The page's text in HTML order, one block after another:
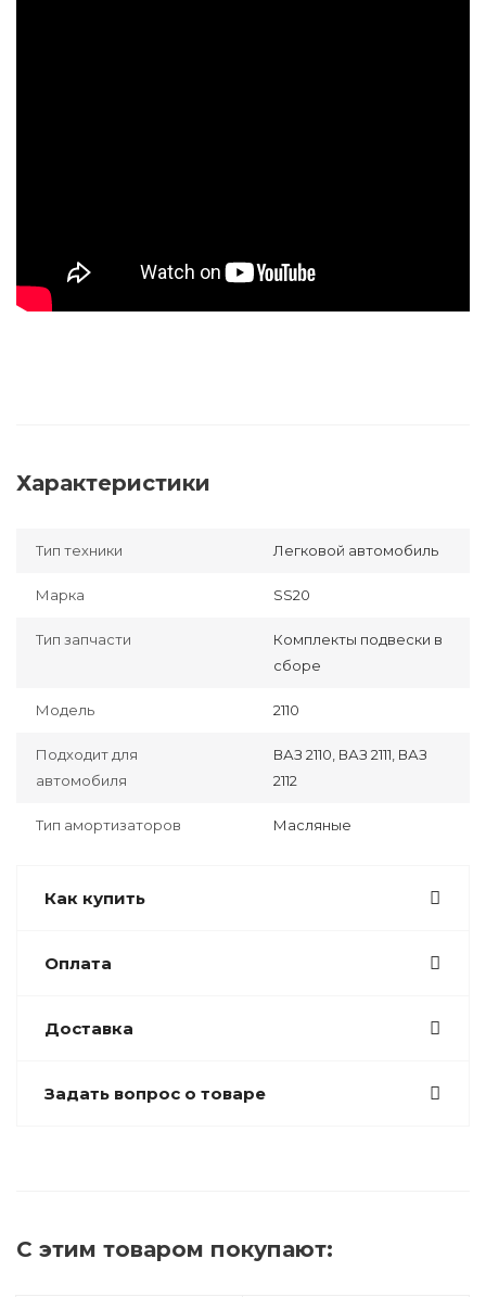
Характеристики
Тип техники Легковой автомобиль
Марка SS20
Тип запчасти
Комплекты подвески в
сборе
Модель 2110
Подходит для
автомобиля
ВАЗ 2110, ВАЗ 2111, ВАЗ
2112
Тип амортизаторов Масляные
Как купить
Оплата
Доставка
Задать вопрос о товаре
С этим товаром покупают: